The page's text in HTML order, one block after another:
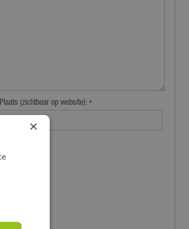
Plaats (zichtbaar op website):*
×